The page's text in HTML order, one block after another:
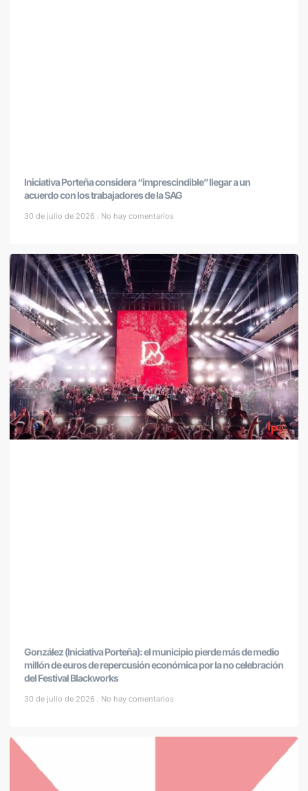
Iniciativa Porteña considera “imprescindible” llegar a un
acuerdo con los trabajadores de la SAG
30 de julio de 2026 No hay comentarios
González (Iniciativa Porteña): el municipio pierde más de medio
millón de euros de repercusión económica por la no celebración
del Festival Blackworks
30 de julio de 2026 No hay comentarios